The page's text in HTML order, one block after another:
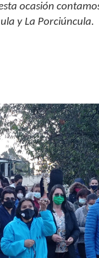
ocasión
y La Porciúncula.